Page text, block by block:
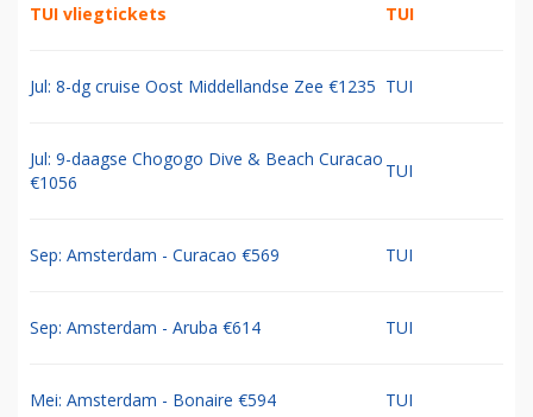
TUI vliegtickets TUI
Jul: 8-dg cruise Oost Middellandse Zee €1235 TUI
Jul: 9-daagse Chogogo Dive & Beach Curacao
€1056
TUI
Sep: Amsterdam - Curacao €569 TUI
Sep: Amsterdam - Aruba €614 TUI
Mei: Amsterdam - Bonaire €594 TUI